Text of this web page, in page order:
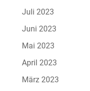
Juli 2023
Juni 2023
Mai 2023
April 2023
März 2023